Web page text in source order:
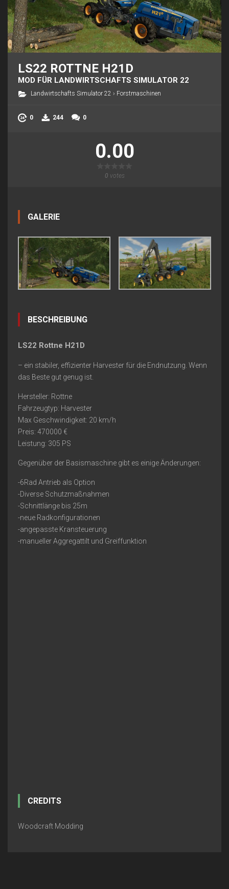
LS22 ROTTNE H21D
MOD FÜR LANDWIRTSCHAFTS SIMULATOR 22
Landwirtschafts Simulator 22 › Forstmaschinen
0 244 0
0.00
0 votes
GALERIE
BESCHREIBUNG
LS22 Rottne H21D
– ein stabiler, effizienter Harvester für die Endnutzung. Wenn
das Beste gut genug ist.
Hersteller: Rottne
Fahrzeugtyp: Harvester
Max Geschwindigkeit: 20 km/h
Preis: 470000 €
Leistung: 305 PS
Gegenüber der Basismaschine gibt es einige Änderungen:
-6Rad Antrieb als Option
-Diverse Schutzmaßnahmen
-Schnittlänge bis 25m
-neue Radkonfigurationen
-angepasste Kransteuerung
-manueller Aggregattilt und Greiffunktion
CREDITS
Woodcraft Modding